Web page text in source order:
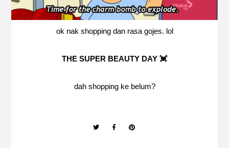
ok nak shopping dan rasa gojes. lol
THE SUPER BEAUTY DAY 💓
dah shopping ke belum?